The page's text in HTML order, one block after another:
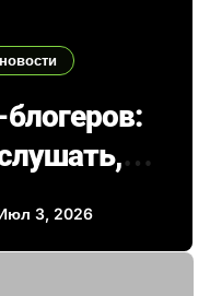
3, 2026